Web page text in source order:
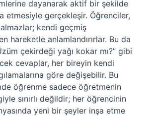
dayanarak aktif bir şekilde
etmesiyle gerçekleşir. Öğrenciler,
kendi geçmiş
hareketle anlamlandırırlar. Bu da
çekirdeği yağı kokar mı?” gibi
cevaplar, her bireyin kendi
göre değişebilir. Bu
öğrenme sadece öğretmenin
sınırlı değildir; her öğrencinin
yeni bir şeyler inşa etme